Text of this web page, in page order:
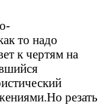
то надо
к чертям на
резать